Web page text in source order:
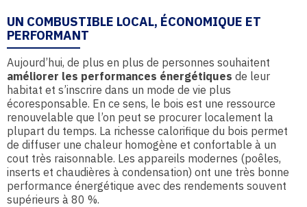
UN COMBUSTIBLE LOCAL, ÉCONOMIQUE ET
PERFORMANT
Aujourd’hui, de plus en plus de personnes souhaitent
améliorer les performances énergétiques de leur
habitat et s’inscrire dans un mode de vie plus
écoresponsable. En ce sens, le bois est une ressource
renouvelable que l’on peut se procurer localement la
plupart du temps. La richesse calorifique du bois permet
de diffuser une chaleur homogène et confortable à un
cout très raisonnable. Les appareils modernes (poêles,
inserts et chaudières à condensation) ont une très bonne
performance énergétique avec des rendements souvent
supérieurs à 80 %.